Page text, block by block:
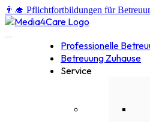
👨‍🎓 Pflichtfortbildungen für
Professionelle
Betreuung Zuhause
Service